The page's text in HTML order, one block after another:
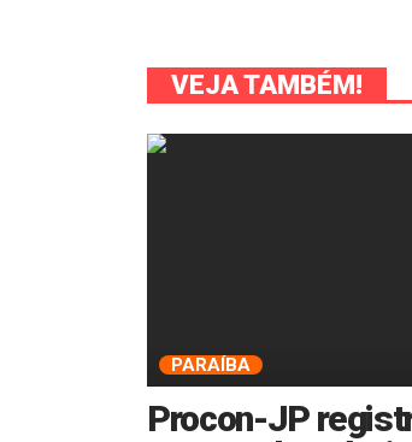
VEJA TAMBÉM!
PARAÍBA
Procon-JP